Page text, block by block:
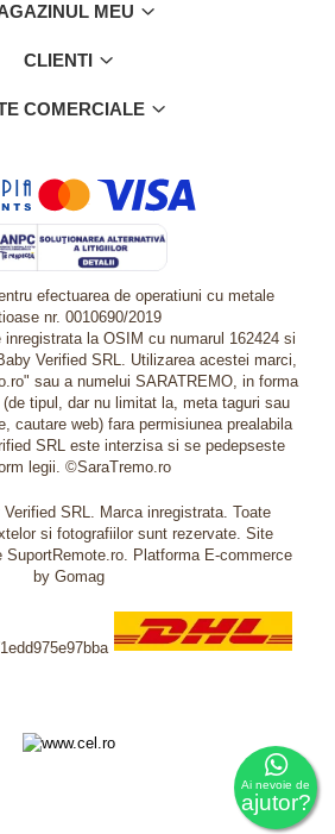
MEU
CLIENTI
COMERCIALE
efectuarea de operatiuni cu metale
nr. 0010690/2019
inregistrata la OSIM cu numarul 162424 si
Verified SRL. Utilizarea acestei marci,
sau a numelui SARATREMO, in forma
tipul, dar nu limitat la, meta taguri sau
cautare web) fara permisiunea prealabila
SRL este interzisa si se pedepseste
legii. ©SaraTremo.ro
SRL. Marca inregistrata. Toate
si fotografiilor sunt rezervate. Site
Platforma E-commerce
by Gomag
Ai nevoie de
ajutor?